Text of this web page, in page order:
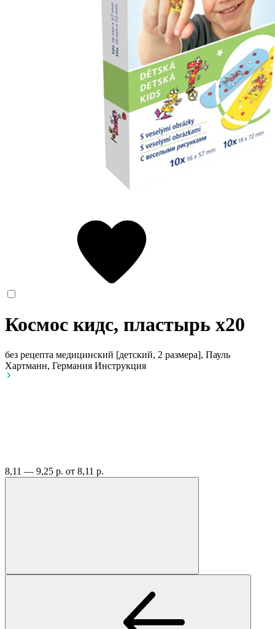
Космос кидс, пластырь x20
без рецепта медицинский [детский, 2 размера], Пауль
Хартманн, Германия Инструкция
8,11 — 9,25 р. от 8,11 р.